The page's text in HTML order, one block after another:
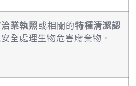
業執照或相關的特種清潔認
安全處理生物危害廢棄物。